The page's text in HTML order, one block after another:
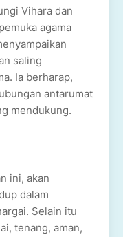
Vihara dan
agama
saling
Ia berharap,
antarumat
mendukung.
ini, akan
dalam
Selain itu
tenang, aman,